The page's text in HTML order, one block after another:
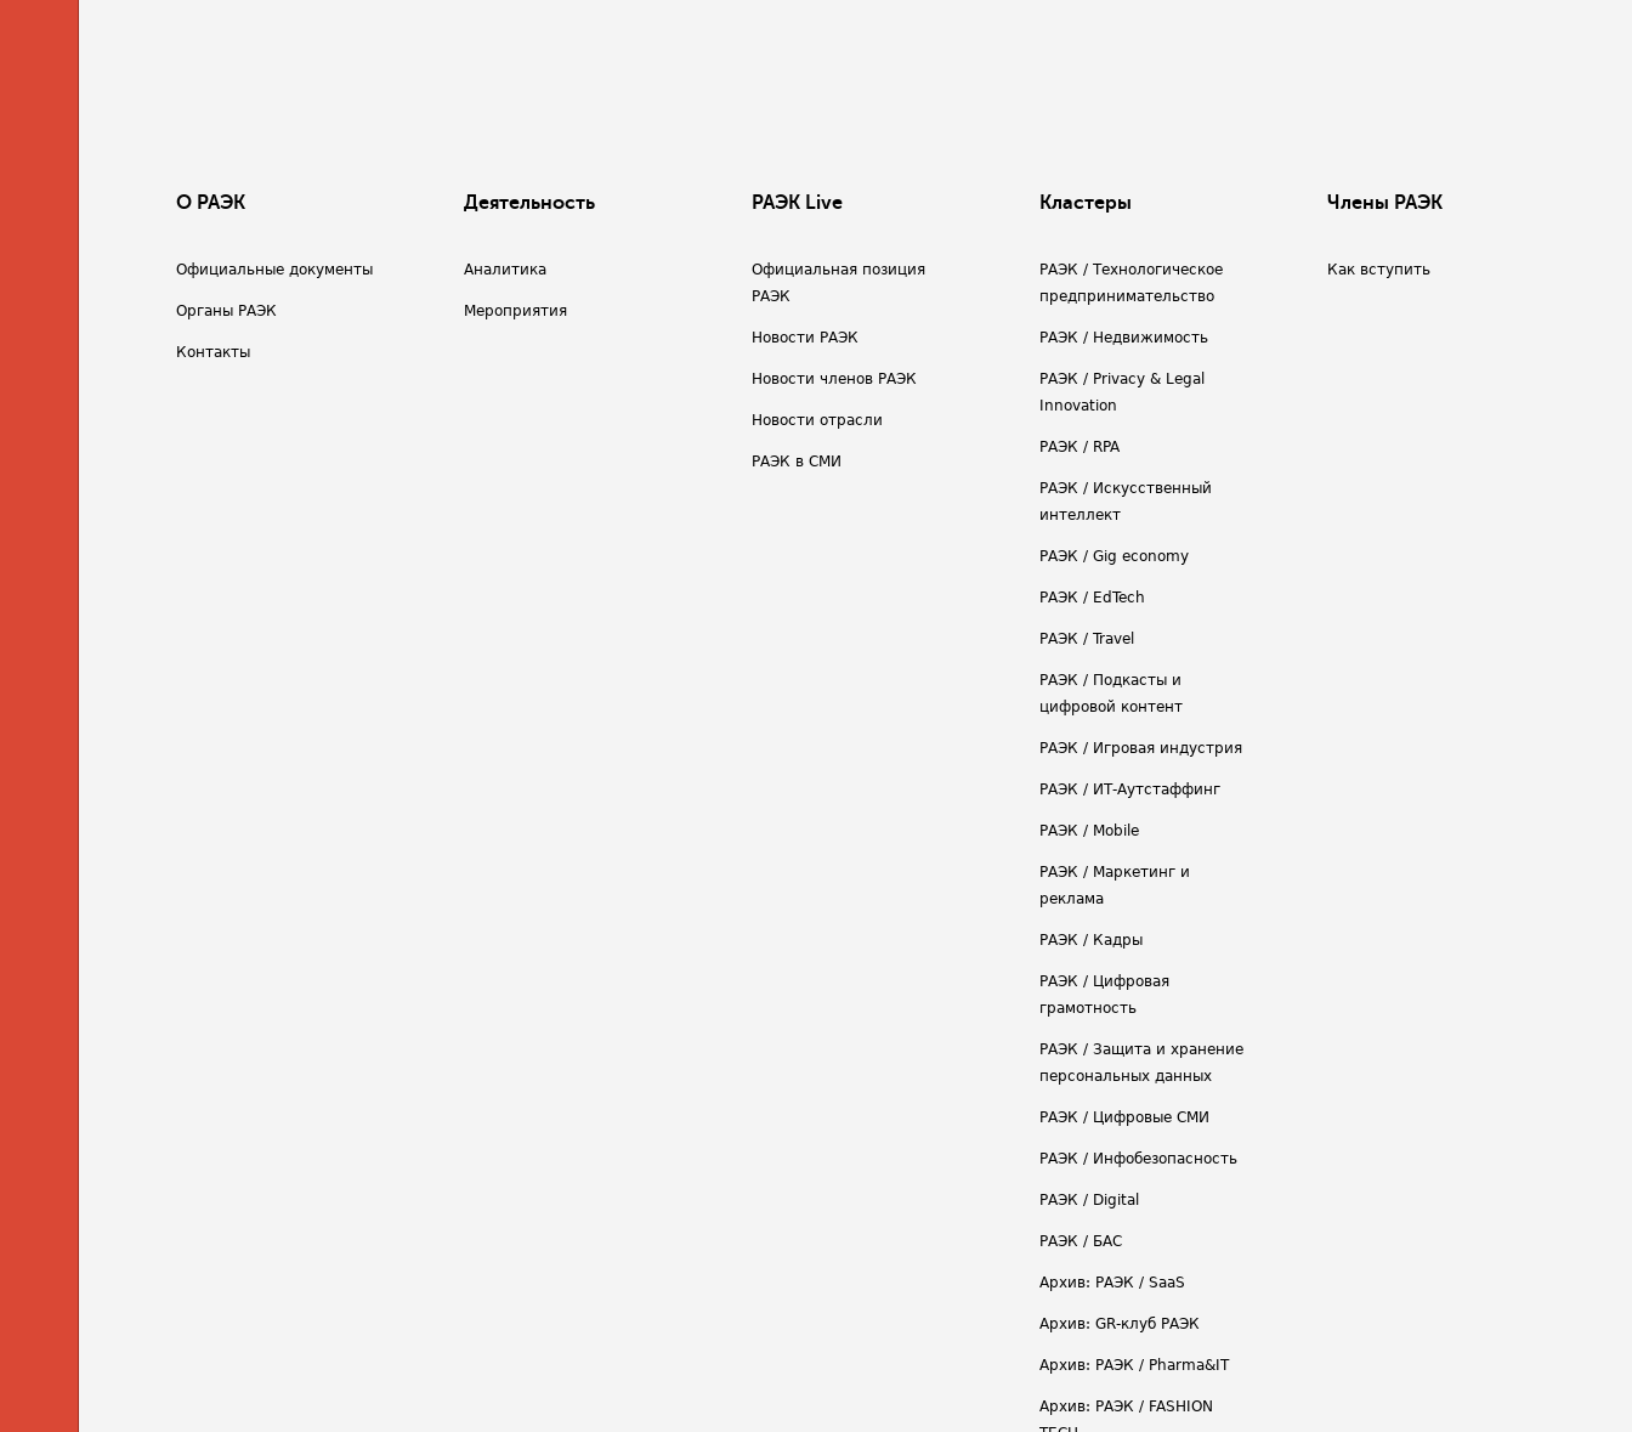
О РАЭК
Официальные документы
Органы РАЭК
Контакты
Деятельность
Аналитика
Мероприятия
РАЭК Live
Официальная позиция
РАЭК
Новости РАЭК
Новости членов РАЭК
Новости отрасли
РАЭК в СМИ
Кластеры
РАЭК / Технологическое
предпринимательство
РАЭК / Недвижимость
РАЭК / Privacy & Legal
Innovation
РАЭК / RPA
РАЭК / Искусственный
интеллект
РАЭК / Gig economy
РАЭК / EdTech
РАЭК / Travel
РАЭК / Подкасты и
цифровой контент
РАЭК / Игровая индустрия
РАЭК / ИТ-Аутстаффинг
РАЭК / Mobile
РАЭК / Маркетинг и
реклама
РАЭК / Кадры
РАЭК / Цифровая
грамотность
РАЭК / Защита и хранение
персональных данных
РАЭК / Цифровые СМИ
РАЭК / Инфобезопасность
РАЭК / Digital
РАЭК / БАС
Архив: РАЭК / SaaS
Архив: GR-клуб РАЭК
Архив: РАЭК / Pharma&IT
Архив: РАЭК / FASHION
Члены РАЭК
Как вступить